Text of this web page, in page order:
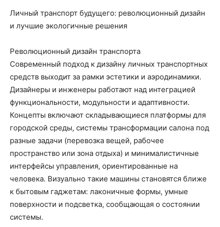
Личный транспорт будущего: революционный дизайн
и лучшие экологичные решения
Революционный дизайн транспорта
Современный подход к дизайну личных транспортных
средств выходит за рамки эстетики и аэродинамики.
Дизайнеры и инженеры работают над интеграцией
функциональности, модульности и адаптивности.
Концепты включают складывающиеся платформы для
городской среды, системы трансформации салона под
разные задачи (перевозка вещей, рабочее
пространство или зона отдыха) и минималистичные
интерфейсы управления, ориентированные на
человека. Визуально такие машины становятся ближе
к бытовым гаджетам: лаконичные формы, умные
поверхности и подсветка, сообщающая о состоянии
системы.